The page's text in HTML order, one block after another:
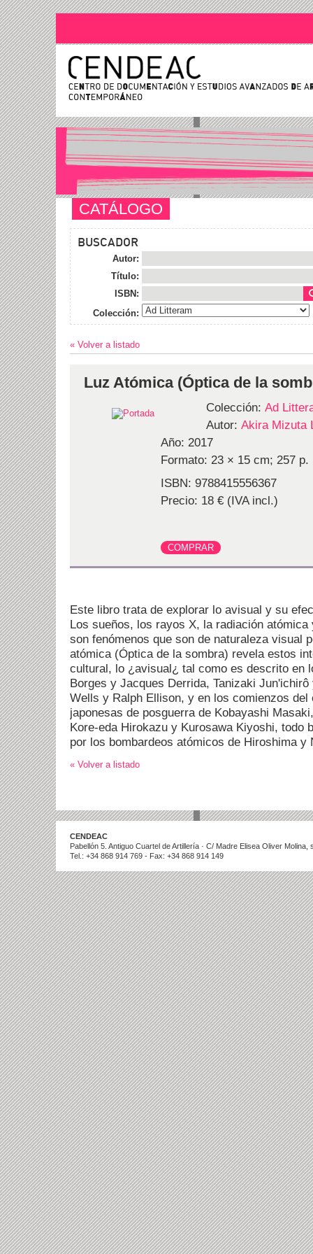
CATÁLOGO
BUSCADOR
Autor:
Título:
ISBN:
Colección:
« Volver a listado
Luz Atómica (Óptica de la
Colección: Ad
Autor: Akira Mizuta
Año: 2017
Formato: 23 × 15 cm; 257 p.
ISBN: 9788415556367
Precio: 18 € (IVA incl.)
Este libro trata de explorar lo avisual y su
Los sueños, los rayos X, la radiación
son fenómenos que son de naturaleza visual
atómica (Óptica de la sombra) revela estos
cultural, lo ¿avisual¿ tal como es descrito en
Borges y Jacques Derrida, Tanizaki
Wells y Ralph Ellison, y en los comienzos
japonesas de posguerra de Kobayashi
Kore-eda Hirokazu y Kurosawa Kiyoshi, todo
por los bombardeos atómicos de Hiroshima y
« Volver a listado
CENDEAC
Pabellón 5. Antiguo Cuartel de Artillería · C/ Madre Elisea Oliver
Tel.: +34 868 914 769 - Fax: +34 868 914 149